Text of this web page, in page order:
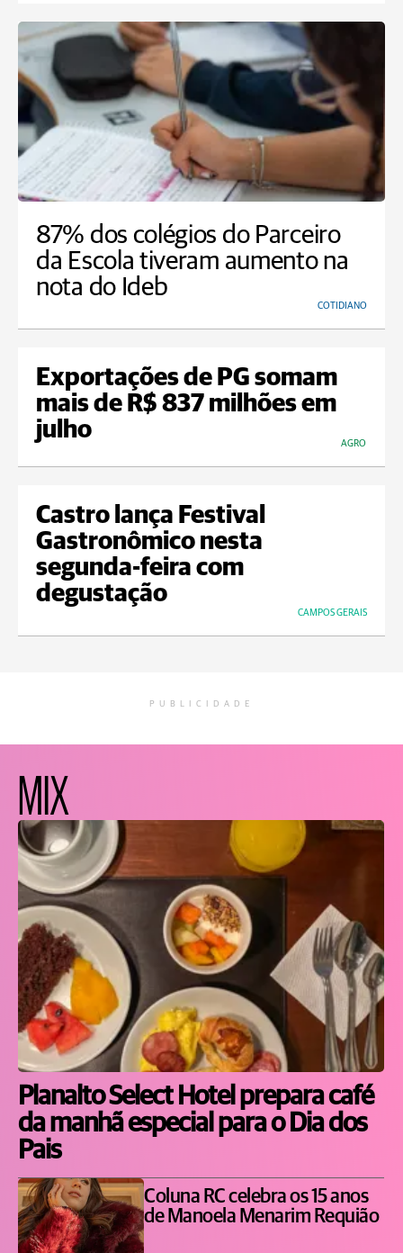
87% dos colégios do Parceiro
da Escola tiveram aumento na
nota do Ideb
COTIDIANO
Exportações de PG somam
mais de R$ 837 milhões em
julho
AGRO
Castro lança Festival
Gastronômico nesta
segunda-feira com
degustação
CAMPOS GERAIS
PUBLICIDADE
MIX
Planalto Select Hotel prepara café
da manhã especial para o Dia dos
Pais
Coluna RC celebra os 15 anos
de Manoela Menarim Requião